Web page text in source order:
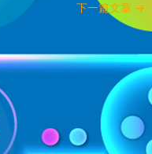
下一篇文章 →